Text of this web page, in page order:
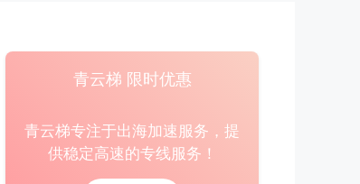
青云梯 限时优惠
青云梯专注于出海加速服务，提
供稳定高速的专线服务！